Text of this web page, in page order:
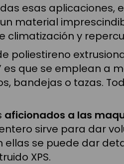
esas aplicaciones,
un material
climatización y
poliestireno
es que se emplean a
bandejas o tazas.
aficionados a las
sirve para dar
ellas se puede dar
XPS.